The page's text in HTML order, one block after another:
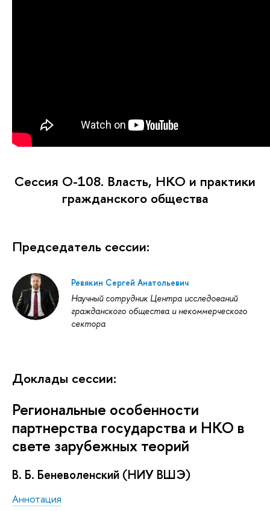
Сессия O-108. Власть, НКО и практики
гражданского общества
Председатель сессии:
Ревякин Сергей Анатольевич
Научный сотрудник Центра исследований
гражданского общества и некоммерческого
сектора
Доклады сессии:
Региональные особенности
партнерства государства и НКО в
свете зарубежных теорий
В. Б. Беневоленский (НИУ ВШЭ)
Аннотация